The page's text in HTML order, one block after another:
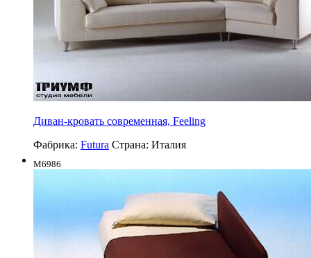
Диван-кровать современная, Feeling
Фабрика: Futura Страна: Италия
M6986